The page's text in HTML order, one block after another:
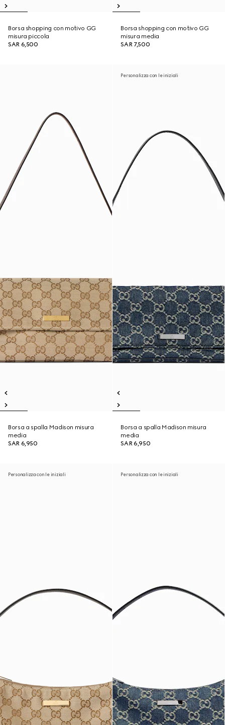
Borsa shopping con motivo GG
misura piccola
SAR 6,500
Borsa shopping con motivo GG
misura media
SAR 7,500
Borsa a spalla Madison misura
media
SAR 6,950
Personalizza con le iniziali
Borsa a spalla Madison misura
media
SAR 6,950
Personalizza con le iniziali Personalizza con le iniziali